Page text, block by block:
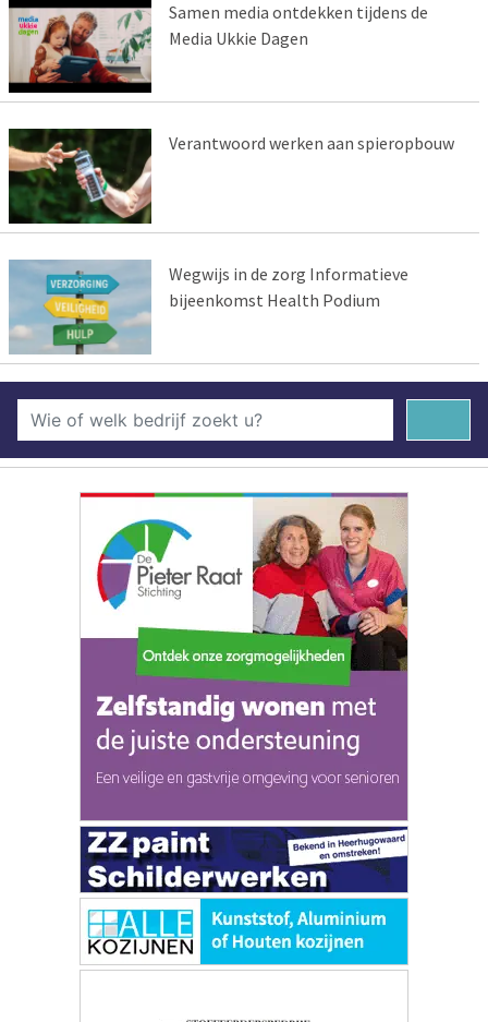
Samen media ontdekken tijdens de
Media Ukkie Dagen
Verantwoord werken aan spieropbouw
Wegwijs in de zorg Informatieve
bijeenkomst Health Podium